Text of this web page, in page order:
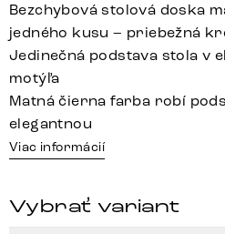
Bezchybová stolová doska
jedného kusu – priebežná
Jedinečná podstava stola v
motýľa
Matná čierna farba robí
elegantnou
Viac informácií
Vybrať variant